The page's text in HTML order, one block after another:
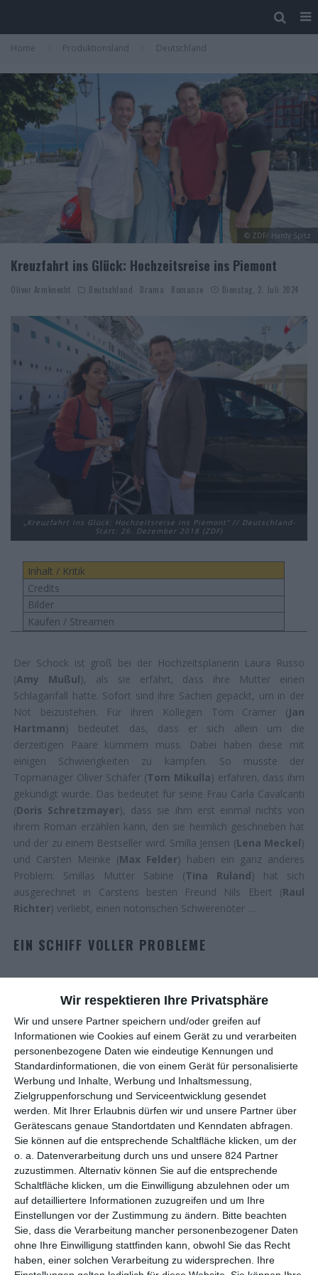
Wir respektieren Ihre Privatsphäre
Wir und unsere Partner speichern und/oder greifen auf
Informationen wie Cookies auf einem Gerät zu und verarbeiten
personenbezogene Daten wie eindeutige Kennungen und
Standardinformationen, die von einem Gerät für personalisierte
Werbung und Inhalte, Werbung und Inhaltsmessung,
Zielgruppenforschung und Serviceentwicklung gesendet
werden.
Mit Ihrer Erlaubnis dürfen wir und unsere Partner über
Gerätescans genaue Standortdaten und Kenndaten abfragen.
Sie können auf die entsprechende Schaltfläche klicken, um der
o. a. Datenverarbeitung durch uns und unsere 824 Partner
zuzustimmen. Alternativ können Sie auf die entsprechende
Schaltfläche klicken, um die Einwilligung abzulehnen oder um
auf detailliertere Informationen zuzugreifen und um Ihre
Einstellungen vor der Zustimmung zu ändern.
Bitte beachten
Sie, dass die Verarbeitung mancher personenbezogener Daten
ohne Ihre Einwilligung stattfinden kann, obwohl Sie das Recht
haben, einer solchen Verarbeitung zu widersprechen. Ihre
Home Produktionsland Deutschland
© ZDF/ Hardy Spitz
Kreuzfahrt ins Glück: Hochzeitsreise ins Piemont
Oliver Armknecht Deutschland Drama Romanze Dienstag, 2. Juli 2024
„Kreuzfahrt ins Glück: Hochzeitsreise ins Piemont“ // Deutschland-
Start: 26. Dezember 2018 (ZDF)
Inhalt / Kritik
Credits
Bilder
Kaufen / Streamen
Der Schock ist groß bei der Hochzeitsplanerin Laura Russo
(Amy Mußul), als sie erfährt, dass ihre Mutter einen
Schlaganfall hatte. Sofort sind ihre Sachen gepackt, um in der
Not beizustehen. Für ihren Kollegen Tom Cramer (Jan
Hartmann) bedeutet das, dass er sich allein um die
derzeitigen Paare kümmern muss. Dabei haben diese mit
einigen Schwierigkeiten zu kämpfen. So musste der
Topmanager Oliver Schäfer (Tom Mikulla) erfahren, dass ihm
gekündigt wurde. Das bedeutet für seine Frau Carla Cavalcanti
(Doris Schretzmayer), dass sie ihm erst einmal nichts von
ihrem Roman erzählen kann, den sie heimlich geschrieben hat
und der zu einem Bestseller wird. Smilla Jensen (Lena Meckel)
und Carsten Meinke (Max Felder) haben ein ganz anderes
Problem: Smillas Mutter Sabine (Tina Ruland) hat sich
ausgerechnet in Carstens besten Freund Nils Ebert (Raul
Richter) verliebt, einen notorischen Schwerenöter …
EIN SCHIFF VOLLER PROBLEME
Insgesamt 37 Mal ging das ausDas Traumschiffbekannte
Kreuzfahrtschiff vor Anker, um in dem Spin-offKreuzfahrt ins
Glück
Paare zusammenzubringen bzw. ihnen eine
unvergessliche Zeit zu bereiten. Nachdem die Reihe Anfang
2024 eingestellt wurde, bleibt Fans nur die Möglichkeit, auf
Wiederholungen älterer Titel zu warten. Gerade erst war
Hochzeitsreise nach Tirolzu sehen, das ursprünglich 2021
schon ausgestrahlt wurde. Nun kommt zur Stopfung des
Sommerlochs mitHochzeitsreise ins Piemonteine noch ältere
Folge. Genauer handelt es sich um die 28. Episode, ursprünglich
gesendet im Jahr 2018. Das bedeutet auch, dass hier noch
Figuren zu sehen sind, die später fortgingen, allen voran der
vonSascha Hehngespielte Kapitän Viktor Burger. Amy Mußul,
die insgesamt viermal eine Hochzeitsplanerin spielte, ist hier
sogar zum letzten Mal zu sehen.
Grund für Nostalgie ist das eher nicht. Dafür ist die Folge
letztendlich zu schlecht, hält sich mit Problemen auf, bei denen
man nicht ganz nachvollziehen kann, warum es Probleme sein